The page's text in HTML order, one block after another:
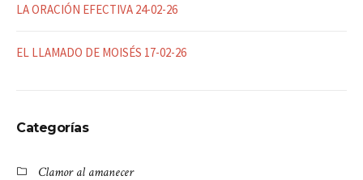
LA ORACIÓN EFECTIVA 24-02-26
EL LLAMADO DE MOISÉS 17-02-26
Categorías
Clamor al amanecer